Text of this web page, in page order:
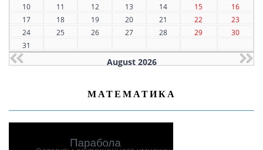
10
11 12 13 14 15
16
17
18 19 20 21 22
23
24
25 26 27 28 29
30
31
August 2026
МАТЕМАТИКА